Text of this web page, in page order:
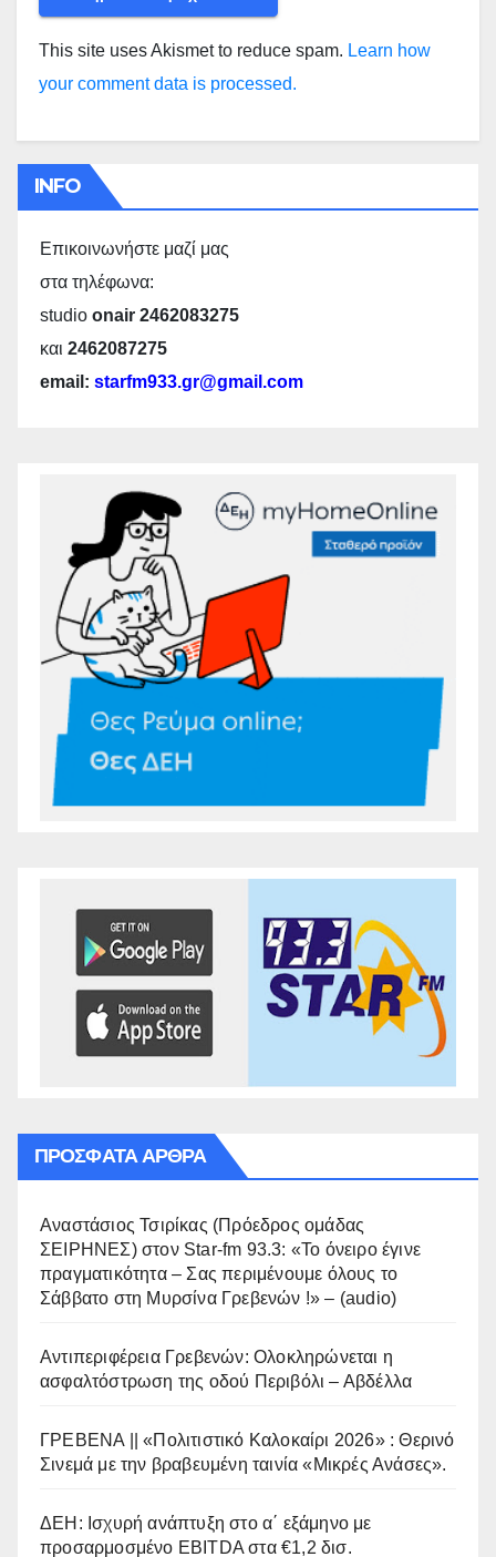
This site uses Akismet to reduce spam. Learn how
your comment data is processed.
INFO
Επικοινωνήστε μαζί μας
στα τηλέφωνα:
studio onair 2462083275
και 2462087275
email: starfm933.gr@gmail.com
ΠΡΌΣΦΑΤΑ ΆΡΘΡΑ
Αναστάσιος Τσιρίκας (Πρόεδρος ομάδας
ΣΕΙΡΗΝΕΣ) στον Star-fm 93.3: «Το όνειρο έγινε
πραγματικότητα – Σας περιμένουμε όλους το
Σάββατο στη Μυρσίνα Γρεβενών !» – (audio)
Αντιπεριφέρεια Γρεβενών: Ολοκληρώνεται η
ασφαλτόστρωση της οδού Περιβόλι – Αβδέλλα
ΓΡΕΒΕΝΑ || «Πολιτιστικό Καλοκαίρι 2026» : Θερινό
Σινεμά με την βραβευμένη ταινία «Μικρές Ανάσες».
ΔΕΗ: Ισχυρή ανάπτυξη στο α΄ εξάμηνο με
προσαρμοσμένο EBITDA στα €1,2 δισ.